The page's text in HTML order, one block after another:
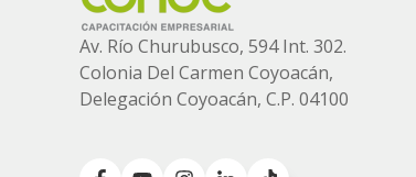
Av. Río Churubusco, 594 Int. 302.
Colonia Del Carmen Coyoacán,
Delegación Coyoacán, C.P. 04100